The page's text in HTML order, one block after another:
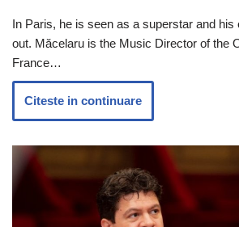
In Paris, he is seen as a superstar and
out. Măcelaru is the Music Director of the
France…
Citeste in continuare